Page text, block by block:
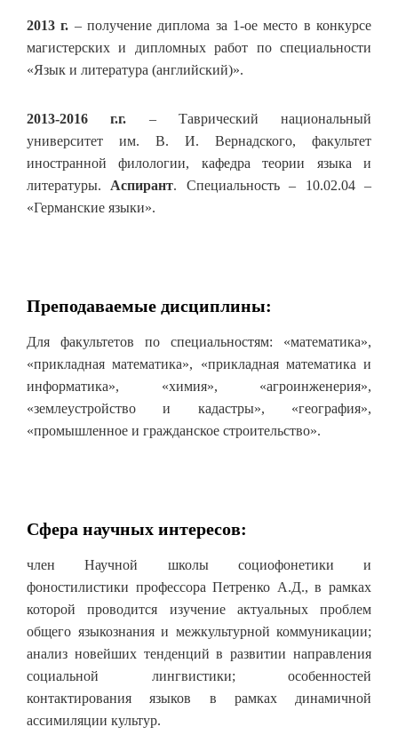
2013 г. – получение диплома за 1-ое место в конкурсе
магистерских и дипломных работ по специальности
«Язык и литература (английский)».
2013-2016 г.г. – Таврический национальный
университет им. В. И. Вернадского, факультет
иностранной филологии, кафедра теории языка и
литературы. Аспирант. Специальность – 10.02.04 –
«Германские языки».
Преподаваемые дисциплины:
Для факультетов по специальностям: «математика»,
«прикладная математика», «прикладная математика и
информатика», «химия», «агроинженерия»,
«землеустройство и кадастры», «география»,
«промышленное и гражданское строительство».
Сфера научных интересов:
член Научной школы социофонетики и
фоностилистики профессора Петренко А.Д., в рамках
которой проводится изучение актуальных проблем
общего языкознания и межкультурной коммуникации;
анализ новейших тенденций в развитии направления
социальной лингвистики; особенностей
контактирования языков в рамках динамичной
ассимиляции культур.